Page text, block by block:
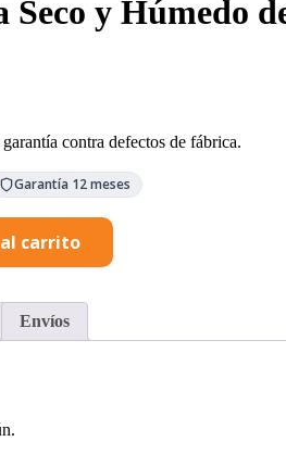
y Húmedo
garantía contra defectos de fábrica.
Garantía 12 meses
carrito
Envíos